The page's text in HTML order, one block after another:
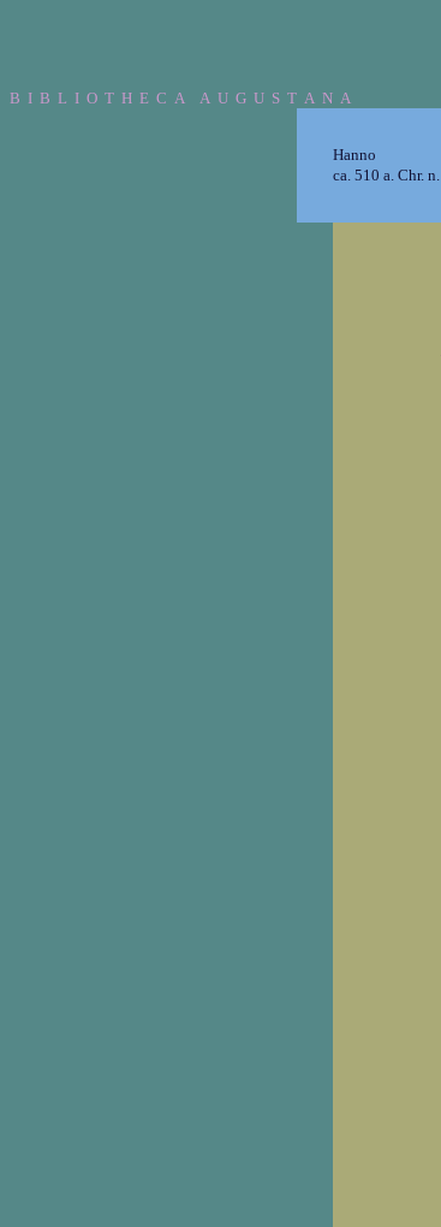
B I B L I O T H E C A A U G U S T A N A
Hanno
ca. 510 a. Chr. n.